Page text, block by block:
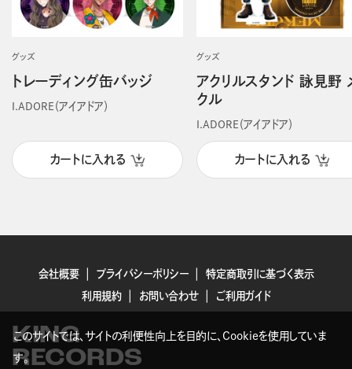
グッズ
トレーディング缶バッジ
I.ADORE（アイアドア）
カートに入れる
グッズ
アクリルスタンド 詠見野
クル
I.ADORE（アイアドア）
カートに入れる
会社概要 プライバシーポリシー
特定商取引に基づく表示
利用規約
お問い合わせ ご利用ガイド
KING
RECORDS
このサイトでは、サイトの利便性向上を目的に、Cookieを使用していま
す。